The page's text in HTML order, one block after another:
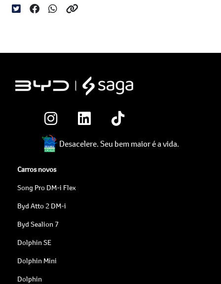
Desacelere. Seu bem maior é a vida.
Carros novos
Song Pro DM-i Flex
Byd Atto 2 DM-i
Byd Sealion 7
Dolphin SE
Dolphin Mini
Dolphin